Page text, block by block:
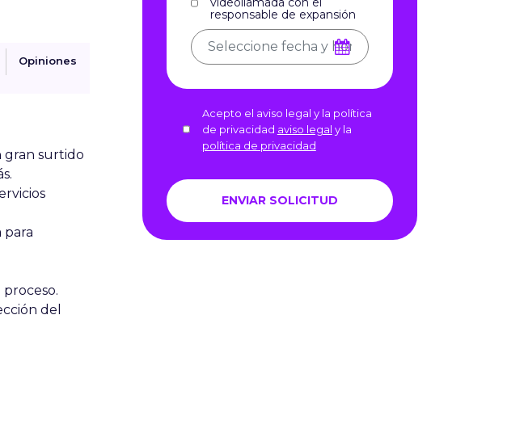
Opiniones
gran surtido
del
responsable de expansión
Acepto el aviso legal y la política
de privacidad aviso legal y la
política de privacidad